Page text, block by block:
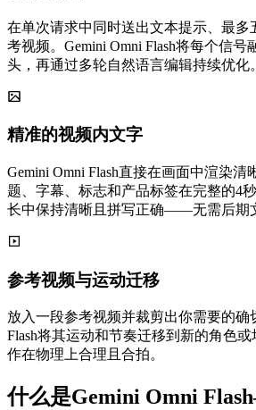
在单次请求中同时送出文本提示、最多
考视频。Gemini Omni Flash将每个信号
头，再通过多轮自然语言编辑持续优化。
精准的视频内文字
Gemini Omni Flash直接在画面中渲染
题、字幕、标志和产品标签在完整的4
长中保持清晰且拼写正确——无需后期
参考视频与运动迁移
放入一段参考视频并裁剪出你需要的确
Flash将其运动和节奏迁移到新的角色
作在物理上合理且合拍。
什么是Gemini Omni